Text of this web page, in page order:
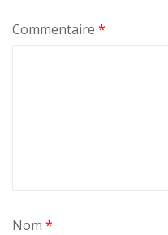
Commentaire *
Nom *